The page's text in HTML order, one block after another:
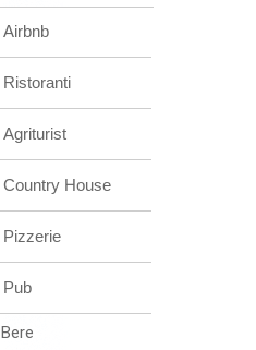
Airbnb
Ristoranti
Agriturist
Country House
Pizzerie
Pub
Bere